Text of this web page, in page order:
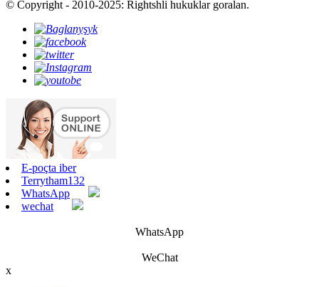
© Copyright - 2010-2025: Rightshli hukuklar goralan.
E-poçta iber
Terrytham132
WhatsApp
wechat
WhatsApp
WeChat
x